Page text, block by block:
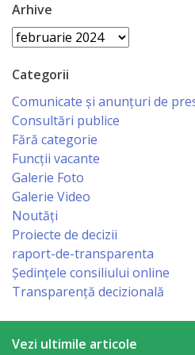
Invitații
participare
Rezultatele
de
participare
Achiziții
publice
Declarații
Taxe
Arhive
Arhive
Categorii
Comunicate și anunțuri de
Consultări publice
Fără categorie
Funcții vacante
Galerie Foto
Galerie Video
Noutăți
Proiecte de decizii
raport-de-transparenta
Ședințele consiliului online
Transparență decizională
Vezi ultimile articole